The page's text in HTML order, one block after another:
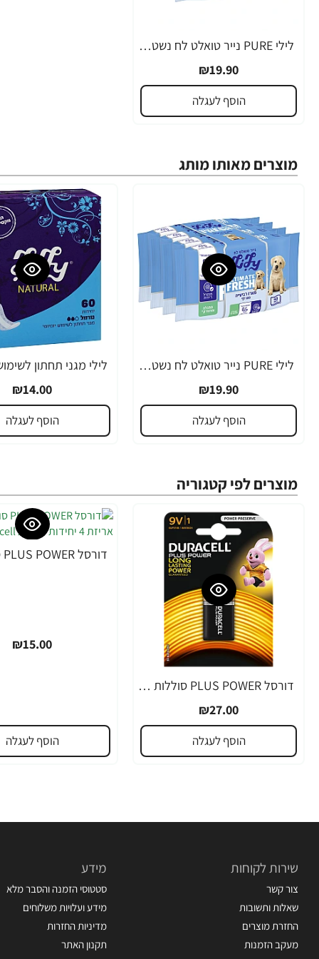
לילי PURE נייר טואלט לח נשטף באסלה 40 דפים מארז רביעייה
₪19.90
הוסף לעגלה
מוצרים מאותו מותג
לילי PURE נייר טואלט לח נשטף באסלה 40 דפים מארז רביעייה
₪19.90
הוסף לעגלה
₪14.00
הוסף לעגלה
מוצרים לפי קטגוריה
דורסל PLUS POWER סוללות 9V אריזת 1 יחידות - מבית Duracell
₪27.00
הוסף לעגלה
₪15.00
הוסף לעגלה
שירות לקוחות
צור קשר
שאלות ותשובות
החזרת מוצרים
מעקב הזמנות
מידע
סטטוסי הזמנה והסבר מלא
מידע ועלויות משלוחים
מדיניות החזרות
תקנון האתר